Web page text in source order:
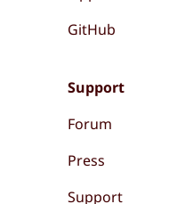
GitHub
Support
Forum
Press
Support